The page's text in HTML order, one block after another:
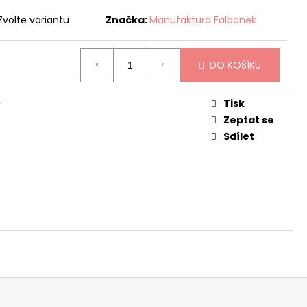
variantu Značka:Manufaktura Falbanek
DO KOŠÍKU
Tisk
Zeptat se
Sdílet
TMAVĚ